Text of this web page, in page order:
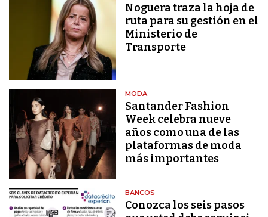
Noguera traza la hoja de
ruta para su gestión en el
Ministerio de
Transporte
MODA
Santander Fashion
Week celebra nueve
años como una de las
plataformas de moda
más importantes
BANCOS
Conozca los seis pasos